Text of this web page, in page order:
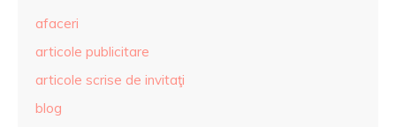
afaceri
articole publicitare
articole scrise de invitaţi
blog